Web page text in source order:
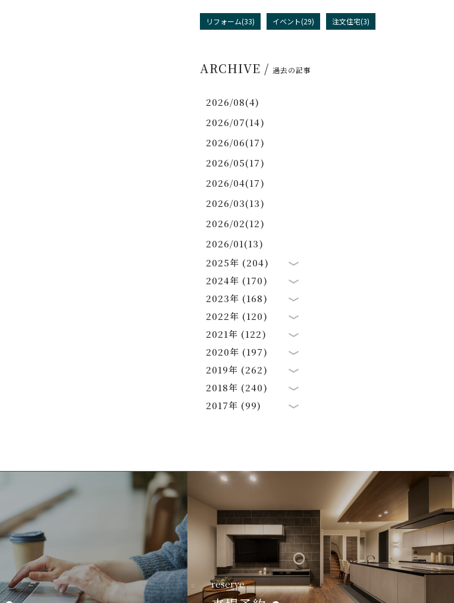
リフォーム(33) イベント(29) 注文住宅(3)
ARCHIVE / 過去の記事
2026/08(4)
2026/07(14)
2026/06(17)
2026/05(17)
2026/04(17)
2026/03(13)
2026/02(12)
2026/01(13)
2025年 (204)
2024年 (170)
2023年 (168)
2022年 (120)
2021年 (122)
2020年 (197)
2019年 (262)
2018年 (240)
2017年 (99)
reserve